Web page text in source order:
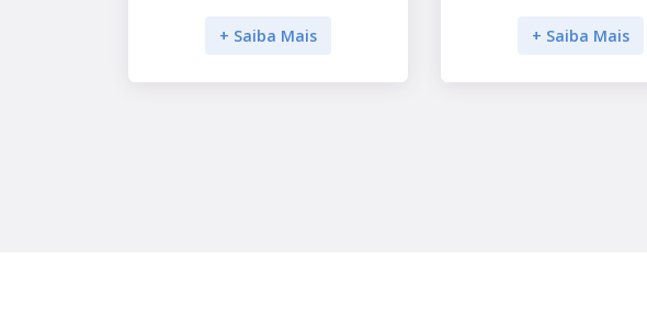
+ Saiba Mais + Saiba Mais